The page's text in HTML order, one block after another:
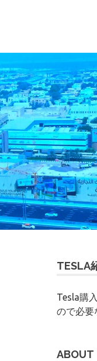
TESLA
Tesla購
ので必要
ABOUT